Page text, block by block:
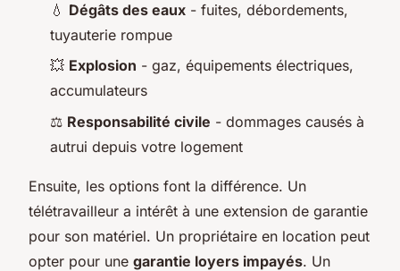
💧 Dégâts des eaux - fuites, débordements,
tuyauterie rompue
💥 Explosion - gaz, équipements électriques,
accumulateurs
⚖️ Responsabilité civile - dommages causés à
autrui depuis votre logement
Ensuite, les options font la différence. Un
télétravailleur a intérêt à une extension de garantie
pour son matériel. Un propriétaire en location peut
opter pour une garantie loyers impayés. Un